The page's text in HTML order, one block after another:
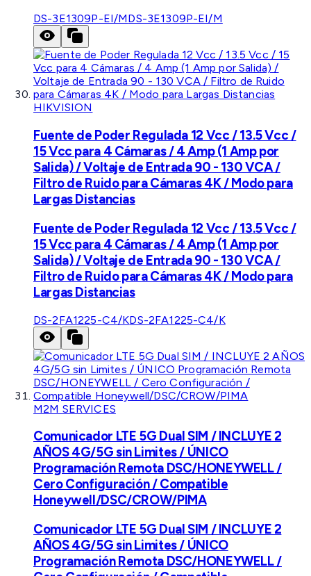
DS-3E1309P-EI/MDS-3E1309P-EI/M
HIKVISION
Fuente de Poder Regulada 12 Vcc / 13.5 Vcc /
15 Vcc para 4 Cámaras / 4 Amp (1 Amp por
Salida) / Voltaje de Entrada 90 - 130 VCA /
Filtro de Ruido para Cámaras 4K / Modo para
Largas Distancias
Fuente de Poder Regulada 12 Vcc / 13.5 Vcc /
15 Vcc para 4 Cámaras / 4 Amp (1 Amp por
Salida) / Voltaje de Entrada 90 - 130 VCA /
Filtro de Ruido para Cámaras 4K / Modo para
Largas Distancias
DS-2FA1225-C4/KDS-2FA1225-C4/K
M2M SERVICES
Comunicador LTE 5G Dual SIM / INCLUYE 2
AÑOS 4G/5G sin Limites / ÚNICO
Programación Remota DSC/HONEYWELL /
Cero Configuración / Compatible
Honeywell/DSC/CROW/PIMA
Comunicador LTE 5G Dual SIM / INCLUYE 2
AÑOS 4G/5G sin Limites / ÚNICO
Programación Remota DSC/HONEYWELL /